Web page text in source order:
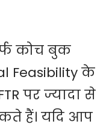
कोच बुक
Feasibility के
पर ज्यादा से
हैं। यदि आप